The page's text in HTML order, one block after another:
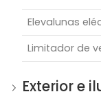
Elevalunas
Limitador de
Exterior e